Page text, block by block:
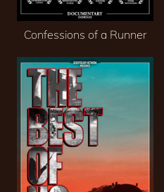
Confessions of a Runner